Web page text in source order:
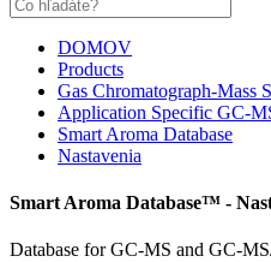
DOMOV
Products
Gas Chromatograph-Mass
Application Specific GC-
Smart Aroma Database
Nastavenia
Smart Aroma Database™ -
Database for GC-MS and GC-